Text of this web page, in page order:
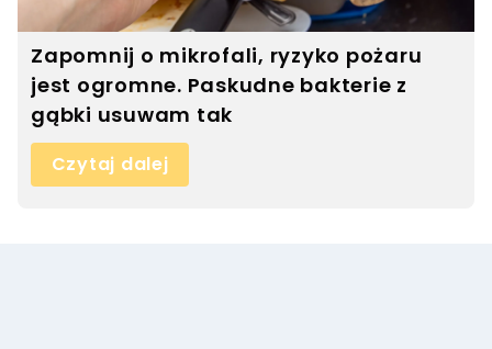
Zapomnij o mikrofali, ryzyko pożaru
jest ogromne. Paskudne bakterie z
gąbki usuwam tak
Czytaj dalej